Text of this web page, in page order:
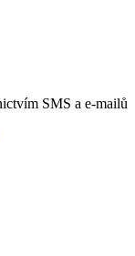
SMS a e-mailů